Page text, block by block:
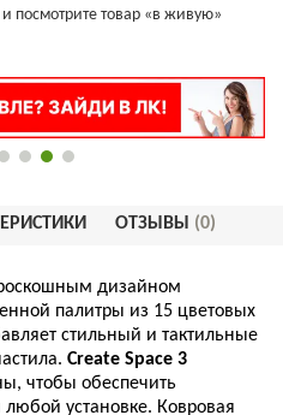
посмотрите товар «в живую»
ОТЗЫВЫ (0)
дизайном
палитры из 15 цветовых
стильный и тактильные
Create Space 3
чтобы обеспечить
установке. Ковровая